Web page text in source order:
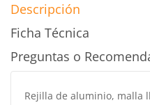
Descripción
Ficha Técnica
Preguntas o
Rejilla de aluminio, malla